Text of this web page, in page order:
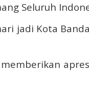
Seluruh
jadi Kota
memberikan